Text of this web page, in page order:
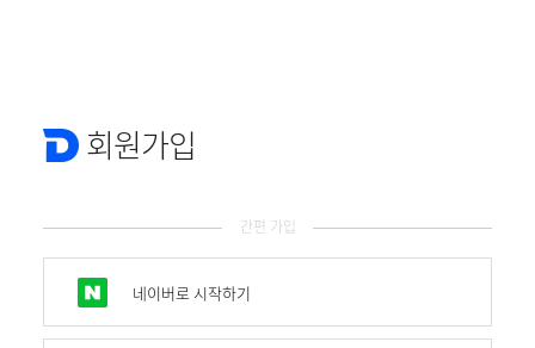
회원가입
간편 가입
네이버로 시작하기